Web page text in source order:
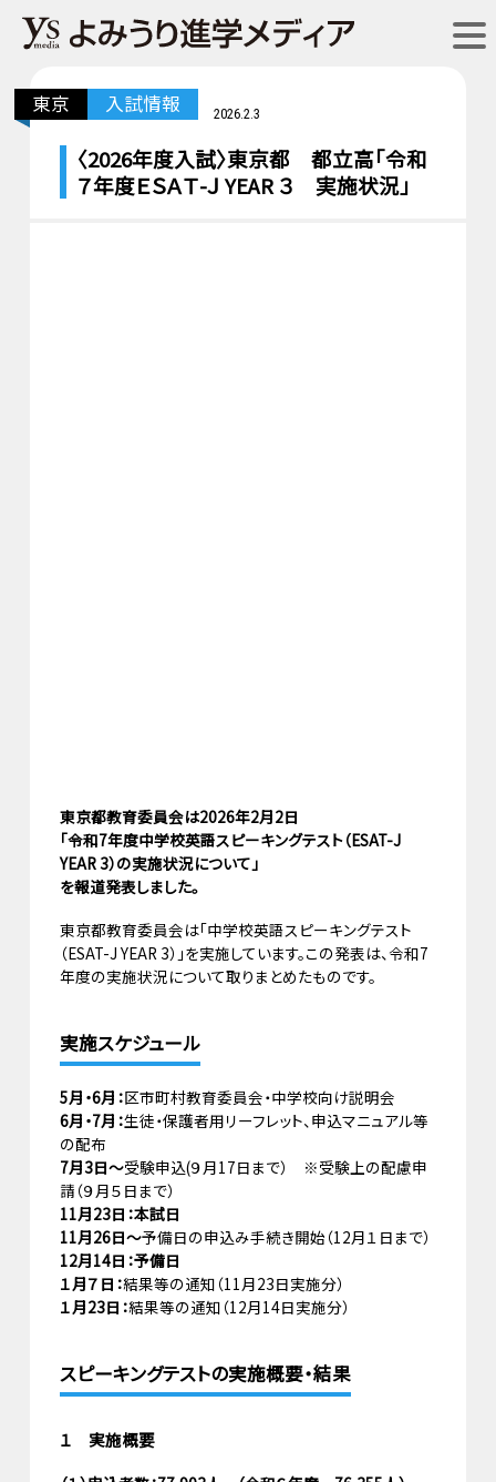
東京 入試情報 2026.2.3
〈2026年度入試〉東京都 都立高「令和
７年度ＥＳＡＴ-Ｊ YEAR ３ 実施状況」
東京都教育委員会は2026年2月2日
「令和7年度中学校英語スピーキングテスト（ESAT-J
YEAR 3）の実施状況について」
を報道発表しました。
東京都教育委員会は「中学校英語スピーキングテスト
（ESAT-J YEAR 3）」を実施しています。この発表は、令和7
年度の実施状況について取りまとめたものです。
実施スケジュール
5月・6月：区市町村教育委員会・中学校向け説明会
6月・7月：生徒・保護者用リーフレット、申込マニュアル等
の配布
7月3日～受験申込(９月17日まで） ※受験上の配慮申
請（９月５日まで）
11月23日：本試日
11月26日～予備日の申込み手続き開始（12月１日まで）
12月14日：予備日
１月７日：結果等の通知（11月23日実施分）
１月23日：結果等の通知（12月14日実施分）
スピーキングテストの実施概要・結果
１ 実施概要